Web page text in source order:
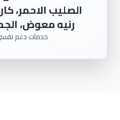
الصليب الاحمر،
رنيه معوض،
خدمات دعم